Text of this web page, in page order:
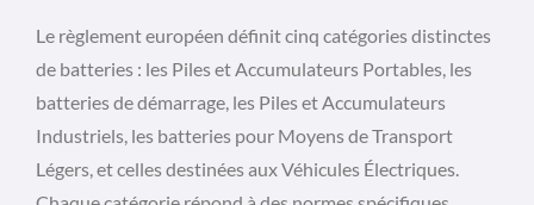
Le règlement européen définit cinq catégories distinctes
de batteries : les Piles et Accumulateurs Portables, les
batteries de démarrage, les Piles et Accumulateurs
Industriels, les batteries pour Moyens de Transport
Légers, et celles destinées aux Véhicules Électriques.